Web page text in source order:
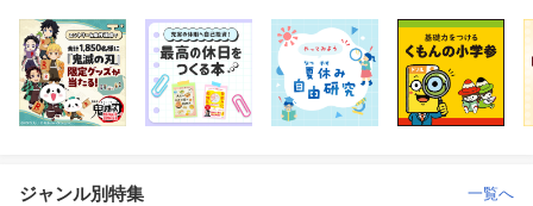
ジャンル別特集 一覧へ